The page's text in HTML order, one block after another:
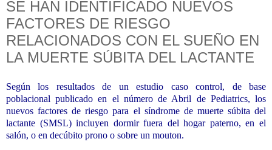
SE HAN IDENTIFICADO NUEVOS
FACTORES DE RIESGO
RELACIONADOS CON EL SUEÑO EN
LA MUERTE SÚBITA DEL LACTANTE
Según los resultados de un estudio caso control, de base
poblacional publicado en el número de Abril de Pediatrics, los
nuevos factores de riesgo para el síndrome de muerte súbita del
lactante (SMSL) incluyen dormir fuera del hogar paterno, en el
salón, o en decúbito prono o sobre un mouton.